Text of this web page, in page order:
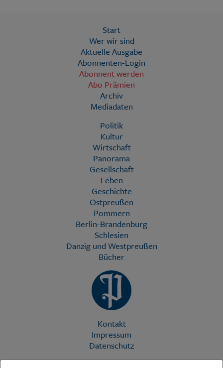
Start
Wer wir sind
Aktuelle Ausgabe
Abonnenten-Login
Abonnent werden
Abo Prämien
Archiv
Mediadaten
Politik
Kultur
Wirtschaft
Panorama
Gesellschaft
Leben
Geschichte
Ostpreußen
Pommern
Berlin-Brandenburg
Schlesien
Danzig und Westpreußen
Bücher
Kontakt
Impressum
Datenschutz